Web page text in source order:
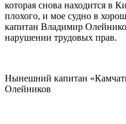
которая снова находится в
плохого, и мое судно в
капитан Владимир
нарушении трудовых прав.
Нынешний капитан
Олейников